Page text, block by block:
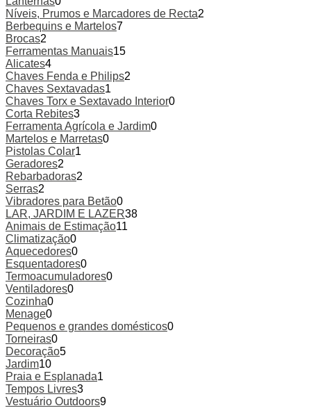
Níveis, Prumos e Marcadores de Recta2
Berbequins e Martelos7
Brocas2
Ferramentas Manuais15
Alicates4
Chaves Fenda e Philips2
Chaves Sextavadas1
Chaves Torx e Sextavado Interior0
Corta Rebites3
Ferramenta Agrícola e Jardim0
Martelos e Marretas0
Pistolas Colar1
Geradores2
Rebarbadoras2
Serras2
Vibradores para Betão0
LAR, JARDIM E LAZER38
Animais de Estimação11
Climatização0
Aquecedores0
Esquentadores0
Termoacumuladores0
Ventiladores0
Cozinha0
Menage0
Pequenos e grandes domésticos0
Torneiras0
Decoração5
Jardim10
Praia e Esplanada1
Tempos Livres3
Vestuário Outdoors9